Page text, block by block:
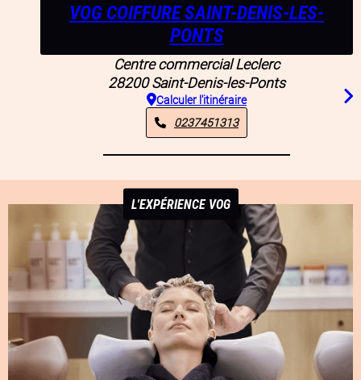
VOG COIFFURE SAINT-DENIS-LES-
PONTS
Centre commercial Leclerc
28200 Saint-Denis-les-Ponts
Calculer l'itinéraire
0237451313
L'EXPÉRIENCE VOG